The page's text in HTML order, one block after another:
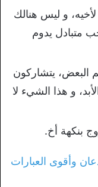
و ليس هنالك
متبادل يدوم
البعض، يتشاركون
و هذا الشيء لا
بنكهة أخ.
وأقوى العبارات